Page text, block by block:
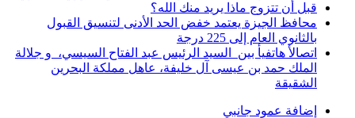
قبل أن تتزوج ماذا يريد منك الله؟
محافظ الجيزة يعتمد خفض الحد الأدنى لتنسيق القبول
بالثانوي العام إلى 225 درجة
اتصالأ هاتفيأ بين السيد الرئيس عبد الفتاح السيسي، و جلالة
الملك حمد بن عيسى آل خليفة، عاهل مملكة البحرين
الشقيقة
إضافة عمود جانبي